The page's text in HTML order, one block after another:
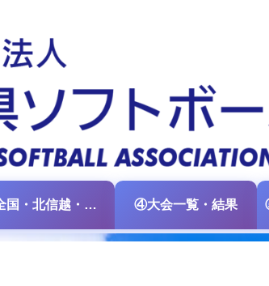
③全国・北信越・中日本大会情報 ④大会一覧・結果